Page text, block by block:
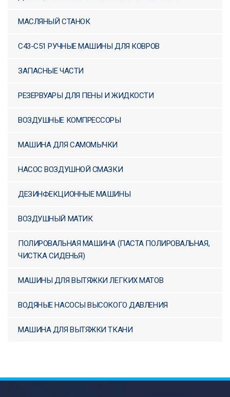
МАСЛЯНЫЙ СТАНОК
C43-C51 РУЧНЫЕ МАШИНЫ ДЛЯ КОВРОВ
ЗАПАСНЫЕ ЧАСТИ
РЕЗЕРВУАРЫ ДЛЯ ПЕНЫ И ЖИДКОСТИ
ВОЗДУШНЫЕ КОМПРЕССОРЫ
МАШИНА ДЛЯ САМОМЫЧКИ
НАСОС ВОЗДУШНОЙ СМАЗКИ
ДЕЗИНФЕКЦИОННЫЕ МАШИНЫ
ВОЗДУШНЫЙ МАТИК
ПОЛИРОВАЛЬНАЯ МАШИНА (ПАСТА ПОЛИРОВАЛЬНАЯ,
ЧИСТКА СИДЕНЬЯ)
МАШИНЫ ДЛЯ ВЫТЯЖКИ ЛЕГКИХ МАТОВ
ВОДЯНЫЕ НАСОСЫ ВЫСОКОГО ДАВЛЕНИЯ
МАШИНА ДЛЯ ВЫТЯЖКИ ТКАНИ